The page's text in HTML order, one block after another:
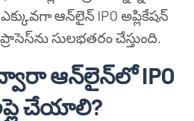
ఎక్కువగా ఆన్‌లైన్ IPO అప్లికేషన్
సులభతరం చేస్తుంది.
ఆన్‌లైన్‌లో IPO
చేయాలి?